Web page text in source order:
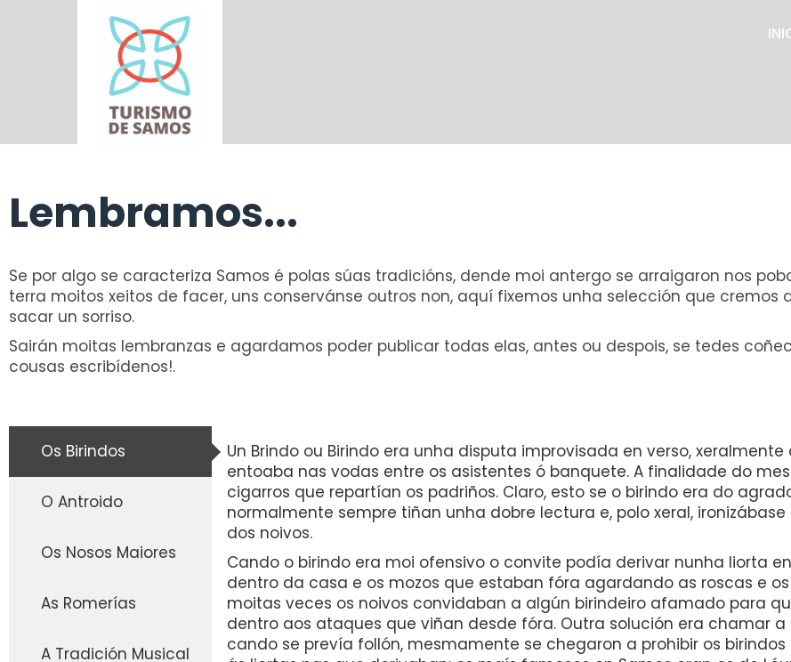
Lembramos...
Se por algo se caracteriza Samos é polas súas tradicións, dende moi antergo se arraigaron nos
terra moitos xeitos de facer, uns conservánse outros non, aquí fixemos unha selección que cremos
sacar un sorriso.
Sairán moitas lembranzas e agardamos poder publicar todas elas, antes ou despois, se tedes
cousas escribídenos!.
Os Birindos
O Antroido
Os Nosos Maiores
As Romerías
A Tradición Musical
Un Brindo ou Birindo era unha disputa improvisada en verso, xeralmente
entoaba nas vodas entre os asistentes ó banquete. A finalidade do
cigarros que repartían os padriños. Claro, esto se o birindo era do
normalmente sempre tiñan unha dobre lectura e, polo xeral,
dos noivos.
Cando o birindo era moi ofensivo o convite podía derivar nunha liorta
dentro da casa e os mozos que estaban fóra agardando as roscas e os
moitas veces os noivos convidaban a algún birindeiro afamado para
dentro aos ataques que viñan desde fóra. Outra solución era chamar a
cando se prevía follón, mesmamente se chegaron a prohibir os